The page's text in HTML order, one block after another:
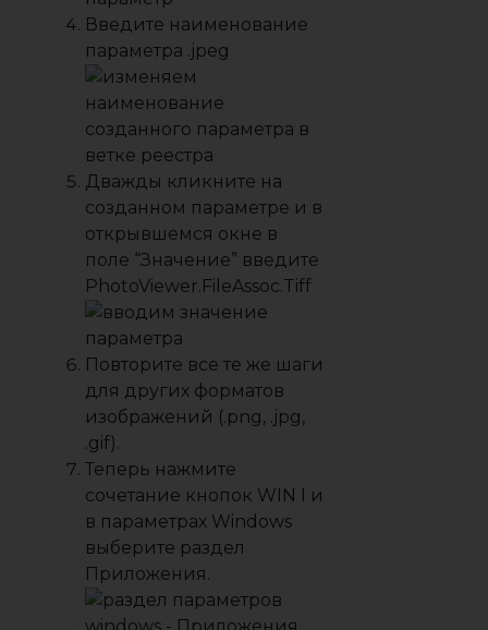
Введите наименование
параметра .jpeg
Дважды кликните на
созданном параметре и в
открывшемся окне в
поле “Значение” введите
PhotoViewer.FileAssoc.Tiff
Повторите все те же шаги
для других форматов
изображений (.png, .jpg,
.gif).
Теперь нажмите
сочетание кнопок WIN I и
в параметрах Windows
выберите раздел
Приложения.